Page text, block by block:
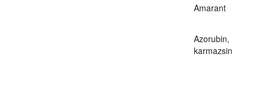
Amarant
Azorubin,
karmazsin